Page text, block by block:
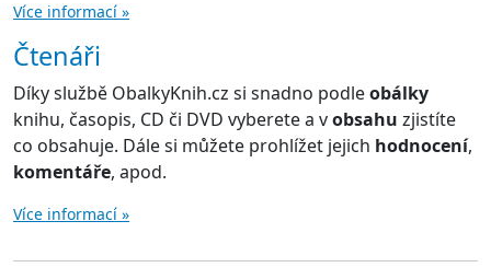
Více informací »
Čtenáři
Díky službě ObalkyKnih.cz si snadno podleobálky
knihu, časopis, CD či DVD vyberete a vobsahu zjistíte
co obsahuje. Dále si můžete prohlížet jejich hodnocení,
komentáře, apod.
Více informací »